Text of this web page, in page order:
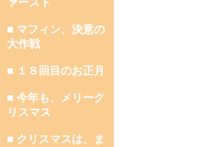
ァースト
■ マフィン、決意の
大作戦
■ １８回目のお正月
■ 今年も、メリーク
リスマス
■ クリスマスは、ま